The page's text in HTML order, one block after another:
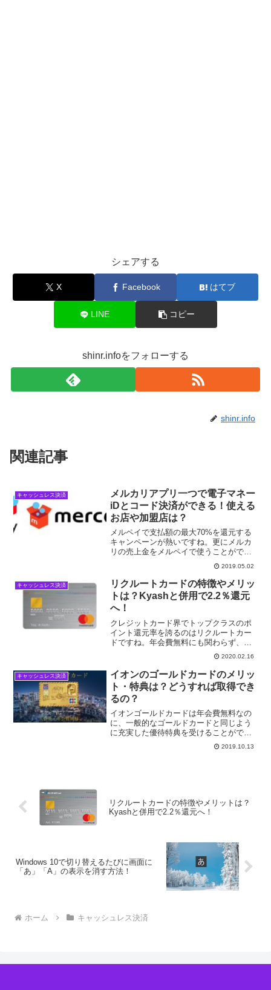
シェアする
X Facebook はてブ
LINE コピー
shinr.infoをフォローする
shinr.info
関連記事
キャッシュレス決済
メルカリアプリ一つで電子マネー
iDとコード決済ができる！使える
お店や加盟店は？
メルペイで支払額の最大70%を還元する
キャンペーンが熱いですね。更にメルカ
リの売上金をメルペイで使うことができ
るため、メルカリユーザーにとっては非
常に利便性の高いスマホ決済サービスだ
と言えますね。ここでは「メルペイ」に
ついてご紹介したいと思...
2019.05.02
キャッシュレス決済
リクルートカードの特徴やメリッ
トは？Kyashと併用で2.2％還元
へ！
クレジットカード界でトップクラスのポ
イント還元率を誇るのはリクルートカー
ドですね。年会費無料にも関わらず、還
元率は1.2%。楽天カード(1.0%)よりも還
元率が高くて、ポイントの貯まりやすさ
や使いやすさに評価されています。
2020.02.16
キャッシュレス決済
イオンのゴールドカードのメリッ
ト・特典は？どうすれば取得でき
るの？
イオンゴールドカードは年会費無料なの
に、一般的なゴールドカードと同じよう
に充実した優待特典を受けることができ
ます。とても魅力的なクレジットカード
です。残念ながらイオンゴールドカード
2019.10.13
リクルートカードの特徴やメリットは？
Kyashと併用で2.2％還元へ！
Windows 10で切り替えるたびに画面に
「あ」「A」の表示を消す方法！
ホーム キャッシュレス決済